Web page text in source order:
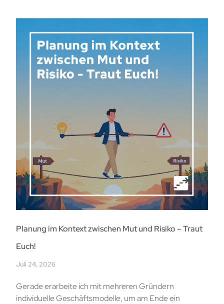
Planung im Kontext zwischen Mut und Risiko – Traut
Euch!
Juli 24, 2026
Gerade erarbeite ich mit mehreren Gründern
individuelle Geschäftsmodelle, um am Ende ein